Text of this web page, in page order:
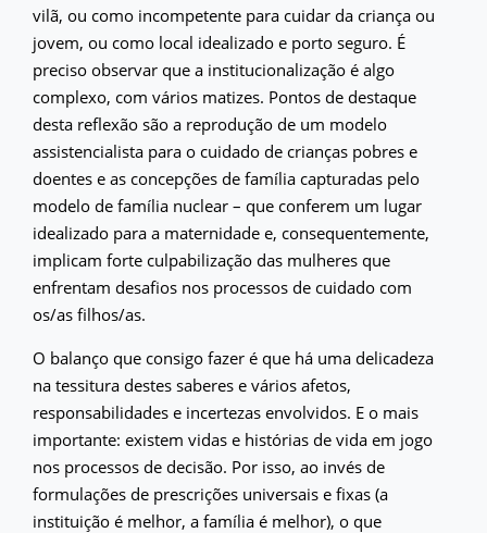
vilã, ou como incompetente para cuidar da criança ou
jovem, ou como local idealizado e porto seguro. É
preciso observar que a institucionalização é algo
complexo, com vários matizes. Pontos de destaque
desta reflexão são a reprodução de um modelo
assistencialista para o cuidado de crianças pobres e
doentes e as concepções de família capturadas pelo
modelo de família nuclear – que conferem um lugar
idealizado para a maternidade e, consequentemente,
implicam forte culpabilização das mulheres que
enfrentam desafios nos processos de cuidado com
os/as filhos/as.
O balanço que consigo fazer é que há uma delicadeza
na tessitura destes saberes e vários afetos,
responsabilidades e incertezas envolvidos. E o mais
importante: existem vidas e histórias de vida em jogo
nos processos de decisão. Por isso, ao invés de
formulações de prescrições universais e fixas (a
instituição é melhor, a família é melhor), o que